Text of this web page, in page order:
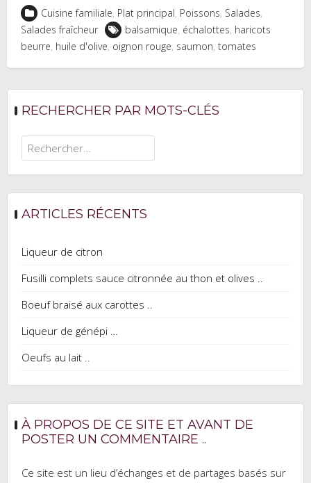
Cuisine familiale, Plat principal, Poissons, Salades,
Salades fraîcheur
balsamique, échalottes, haricots
beurre, huile d'olive, oignon rouge, saumon, tomates
RECHERCHER PAR MOTS-CLÉS
Rechercher :
ARTICLES RÉCENTS
Liqueur de citron
Fusilli complets sauce citronnée au thon et olives ..
Boeuf braisé aux carottes ..
Liqueur de génépi …
Oeufs au lait ..
À PROPOS DE CE SITE ET AVANT DE
POSTER UN COMMENTAIRE ..
Ce site est un lieu d’échanges et de partages basés sur